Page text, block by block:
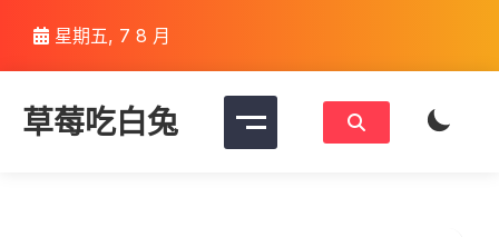
content
星期五, 7 8 月
草莓吃白兔